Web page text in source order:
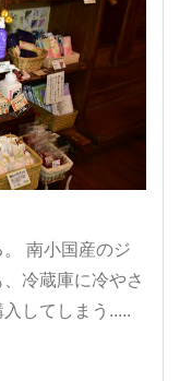
南小国産のジ
冷蔵庫に冷やさ
してしまう.....